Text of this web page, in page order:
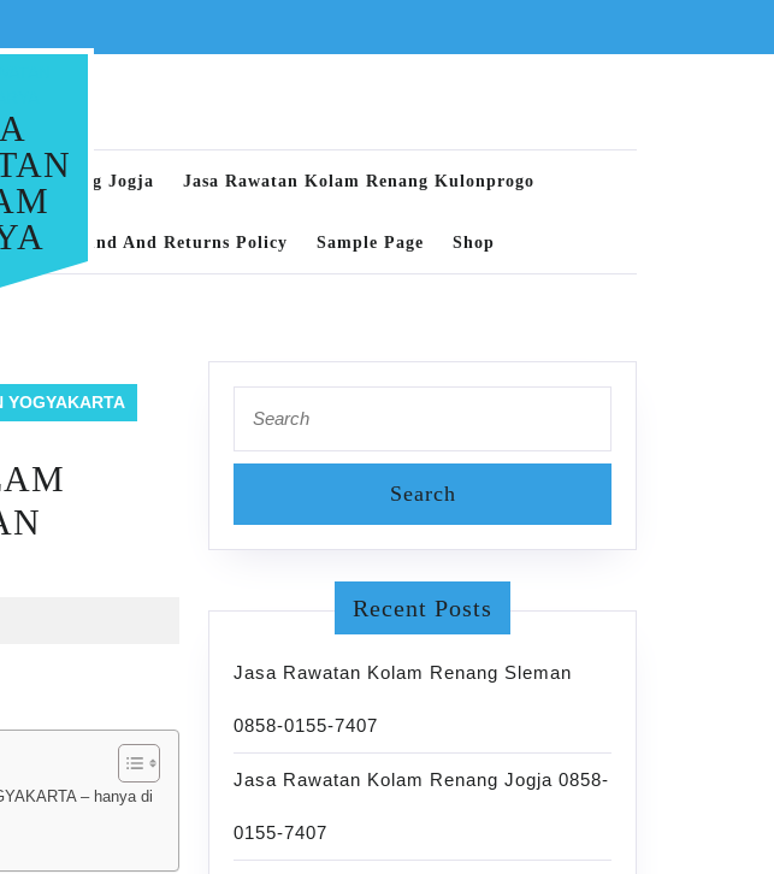
Renang Jogja Jasa Rawatan Kolam Renang Kulonprogo
Refund And Returns Policy Sample Page Shop
YOGYAKARTA
– hanya di
for:
Recent Posts
Jasa Rawatan Kolam Renang Sleman
0858-0155-7407
Jasa Rawatan Kolam Renang Jogja 0858-
0155-7407